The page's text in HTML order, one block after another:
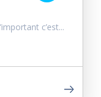
c’est...